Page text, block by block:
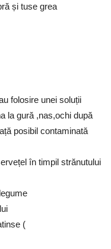
și tuse grea
folosire unei soluții
la gură ,nas,ochi după
posibil contaminată
în timpil strănutului
(